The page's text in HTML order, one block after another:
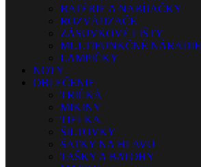
BATÉRIE A NABÍJAČKY
ROZVÁDZAČE
ZÁSUVKOVÉ LIŠTY
MULTIFUNKČNÉ NÁRADIE
LAMPIČKY
NOTY
OBLEČENIE
TRIČKÁ
MIKINY
TIELKA
ŠILTOVKY
ŠATKY NA HLAVU
TAŠKY A BATOHY